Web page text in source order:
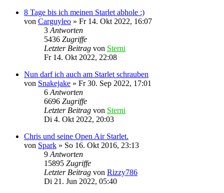
8 Tage bis ich meinen Starlet abhole :)
von Carguyleo » Fr 14. Okt 2022, 16:07
3 Antworten
5436 Zugriffe
Letzter Beitrag von Sterni
Fr 14. Okt 2022, 22:08
Nun darf ich auch am Starlet schrauben
von Snakejake » Fr 30. Sep 2022, 17:01
6 Antworten
6696 Zugriffe
Letzter Beitrag von Sterni
Di 4. Okt 2022, 20:03
Chris und seine Open Air Starlet.
von Spark » So 16. Okt 2016, 23:13
9 Antworten
15895 Zugriffe
Letzter Beitrag von Rizzy786
Di 21. Jun 2022, 05:40